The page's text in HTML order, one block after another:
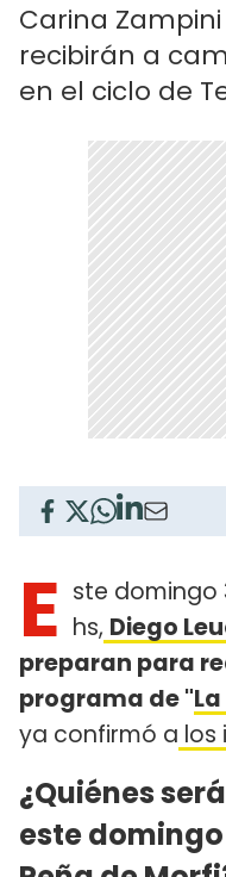
Carina
recibirán a
en el ciclo de
E ste domingo
hs, Diego
preparan para
programa de "
ya confirmó a los
¿Quiénes
este domingo